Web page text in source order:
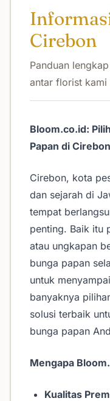
Cirebon
Panduan
antar florist
Bloom.co.id:
Papan di Cirebon
Cirebon, kota
dan sejarah di
tempat
penting. Baik itu
atau ungkapan
bunga papan
untuk
banyaknya
solusi terbaik
bunga papan
Mengapa
Kualitas